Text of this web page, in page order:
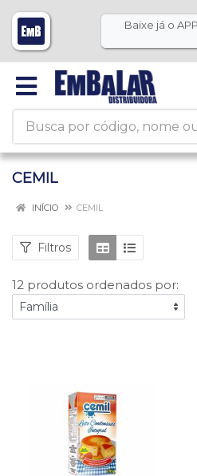
Baixe já o
CEMIL
INÍCIO CEMIL
Filtros
12 produtos ordenados por: